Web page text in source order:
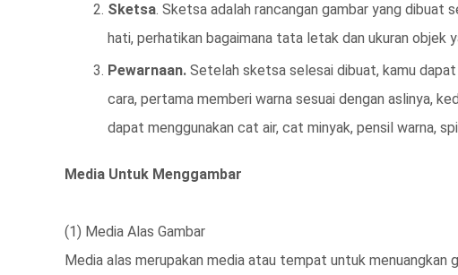
Sketsa. Sketsa adalah rancangan gambar yang dibuat
hati, perhatikan bagaimana tata letak dan ukuran objek
Pewarnaan. Setelah sketsa selesai dibuat, kamu
cara, pertama memberi warna sesuai dengan aslinya,
dapat menggunakan cat air, cat minyak, pensil warna,
Media Untuk Menggambar
(1) Media Alas Gambar
Media alas merupakan media atau tempat untuk menuangkan